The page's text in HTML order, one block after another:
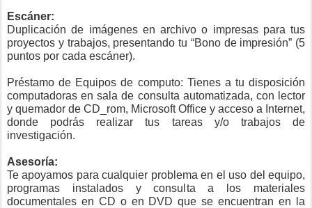
Escáner:
Duplicación de imágenes en archivo o impresas para tus
proyectos y trabajos, presentando tu “Bono de impresión” (5
puntos por cada escáner).
Préstamo de Equipos de computo: Tienes a tu disposición
computadoras en sala de consulta automatizada, con lector
y quemador de CD_rom, Microsoft Office y acceso a Internet,
donde podrás realizar tus tareas y/o trabajos de
investigación.
Asesoría:
Te apoyamos para cualquier problema en el uso del equipo,
programas instalados y consulta a los materiales
documentales en CD o en DVD que se encuentran en la